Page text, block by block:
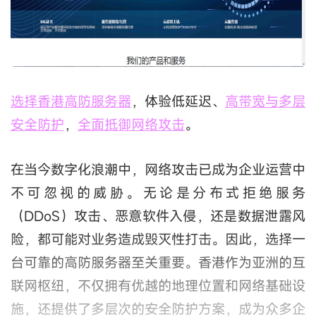
选择香港高防服务器，体验低延迟、 高带宽与多层
安全防护， 全面抵御网络攻击。
在当今数字化浪潮中，网络攻击已成为企业运营中
不可忽视的威胁。无论是分布式拒绝服务
（DDoS）攻击、恶意软件入侵，还是数据泄露风
险，都可能对业务造成毁灭性打击。因此，选择一
台可靠的高防服务器至关重要。香港作为亚洲的互
联网枢纽，不仅拥有优越的地理位置和网络基础设
施，还提供了多层次的安全防护方案，成为众多企